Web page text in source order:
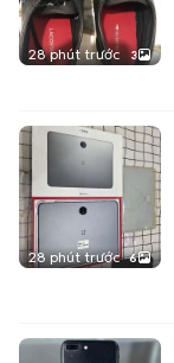
28 phút trước 3
28 phút trước 6